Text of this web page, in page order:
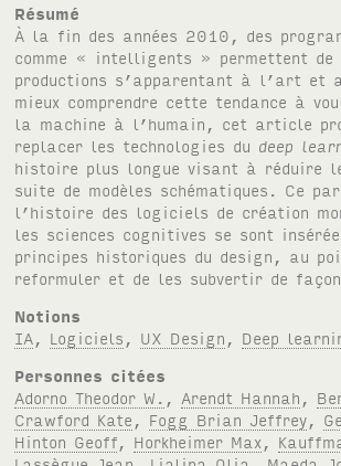
Résumé
À la fin des années 2010, des
comme « intelligents » permettent de
productions s’apparentant à l’art et
mieux comprendre cette tendance à
la machine à l’humain, cet article
replacer les technologies du deep
histoire plus longue visant à réduire
suite de modèles schématiques. Ce
l’histoire des logiciels de création
les sciences cognitives se sont
principes historiques du design, au
reformuler et de les subvertir de façon
Notions
IA
Logiciels UX Design Deep
Personnes citées
Adorno Theodor W.
Arendt Hannah
Crawford Kate
Fogg Brian Jeffrey
Hinton Geoff
Horkheimer Max